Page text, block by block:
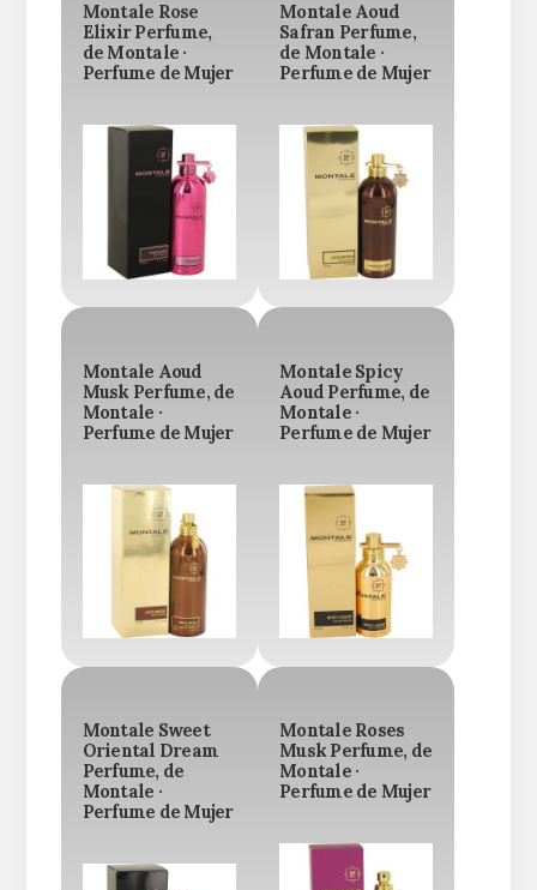
Montale Rose
Elixir Perfume,
de Montale ·
Perfume de Mujer
Montale Aoud
Safran Perfume,
de Montale ·
Perfume de Mujer
Montale Aoud
Musk Perfume, de
Montale ·
Perfume de Mujer
Montale Spicy
Aoud Perfume, de
Montale ·
Perfume de Mujer
Montale Sweet
Oriental Dream
Perfume, de
Montale ·
Perfume de Mujer
Montale Roses
Musk Perfume, de
Montale ·
Perfume de Mujer